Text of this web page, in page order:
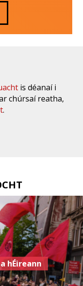
is déanaí i
chúrsaí reatha,
.
hÉireann